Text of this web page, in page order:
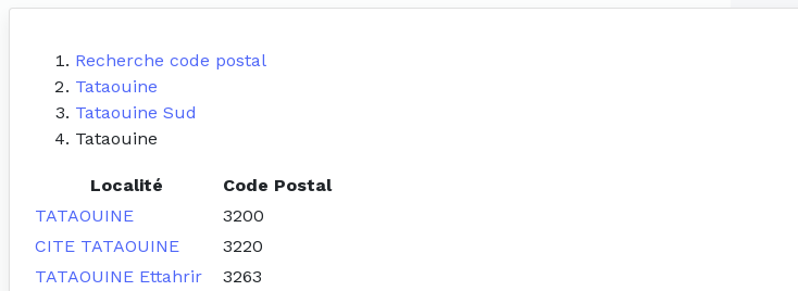
Recherche code postal
Tataouine
Tataouine Sud
Tataouine
Localité
Code Postal
TATAOUINE
3200
CITE TATAOUINE
3220
TATAOUINE Ettahrir
3263